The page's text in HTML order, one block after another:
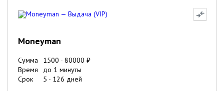
Moneyman
Сумма 1500 - 80000 ₽
Время
до 1 минуты
Срок
5 - 126 дней